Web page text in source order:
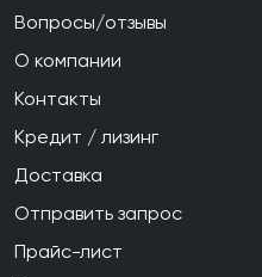
Вопросы/отзывы
О компании
Контакты
Кредит / лизинг
Доставка
Отправить запрос
Прайс-лист